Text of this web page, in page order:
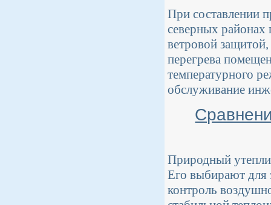
При составлении
северных
ветровой
перегрева
температурного
обслуживание
Природный
Его выбирают для
контроль